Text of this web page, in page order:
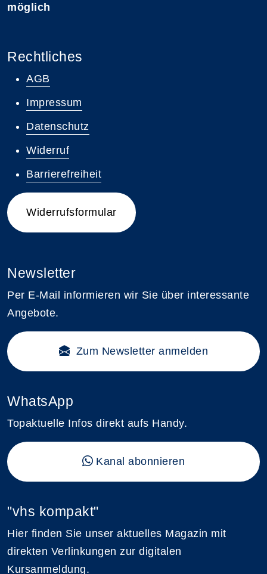
möglich
Rechtliches
AGB
Impressum
Datenschutz
Widerruf
Barrierefreiheit
Widerrufsformular
Newsletter
Per E-Mail informieren wir Sie über interessante
Angebote.
Zum Newsletter anmelden
WhatsApp
Topaktuelle Infos direkt aufs Handy.
Kanal abonnieren
"vhs kompakt"
Hier finden Sie unser aktuelles Magazin mit
direkten Verlinkungen zur digitalen
Kursanmeldung.